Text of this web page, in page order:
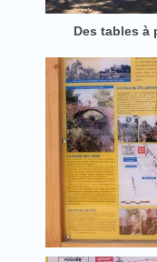
Des tables à